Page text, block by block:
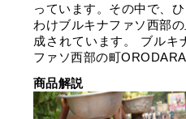
っています。その中で、
わけブルキナファソ⻄部
成されています。 ブルキ
ファソ⻄部の町
商品解説